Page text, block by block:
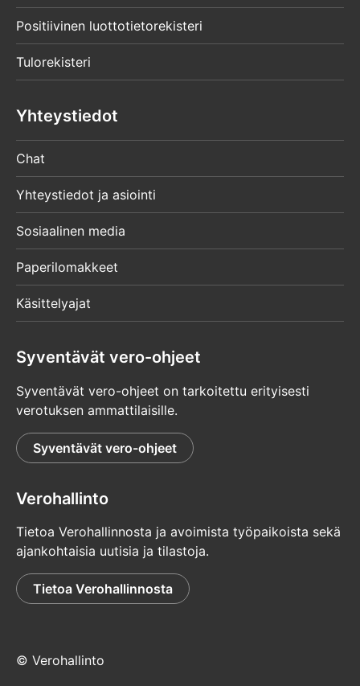
Positiivinen luottotietorekisteri
Tulorekisteri
Yhteystiedot
Chat
Yhteystiedot ja asiointi
Sosiaalinen media
Paperilomakkeet
Käsittelyajat
Syventävät vero-ohjeet
Syventävät vero-ohjeet on tarkoitettu erityisesti
verotuksen ammattilaisille.
Syventävät vero-ohjeet
Verohallinto
Tietoa Verohallinnosta ja avoimista työpaikoista sekä
ajankohtaisia uutisia ja tilastoja.
Tietoa Verohallinnosta
© Verohallinto